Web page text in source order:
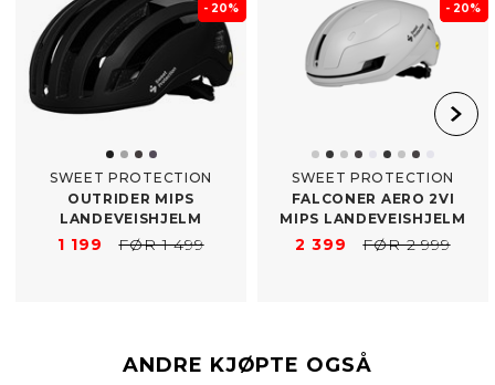
- 20%
SWEET PROTECTION
OUTRIDER MIPS
LANDEVEISHJELM
1 199 FØR 1 499
- 20%
SWEET PROTECTION
FALCONER AERO 2VI
MIPS LANDEVEISHJELM
2 399 FØR 2 999
ANDRE KJØPTE OGSÅ